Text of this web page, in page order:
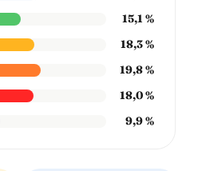
15,1 %
18,3 %
19,8 %
18,0 %
9,9 %